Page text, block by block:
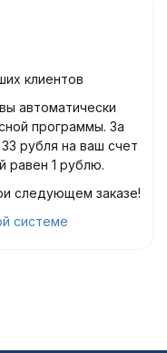
клиентов
автоматически
программы. За
рубля на ваш счет
равен 1 рублю.
следующем заказе!
системе